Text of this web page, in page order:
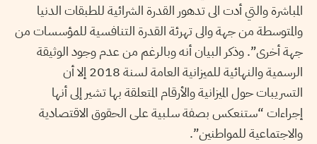
المباشرة والتي أدت الى تدهور القدرة الشرائية للطبقات الدنيا
والمتوسطة من جهة والى تهرئة القدرة التنافسية للمؤسسات من
جهة أخرى”. وذكر البيان أنه وبالرغم من عدم وجود الوثيقة
الرسمية والنهائية للميزانية العامة لسنة 2018 إلا أن
التسريبات حول الميزانية والأرقام المتعلقة بها تشير إلى أنها
إجراءات “ستنعكس بصفة سلبية على الحقوق الاقتصادية
والاجتماعية للمواطنين”.